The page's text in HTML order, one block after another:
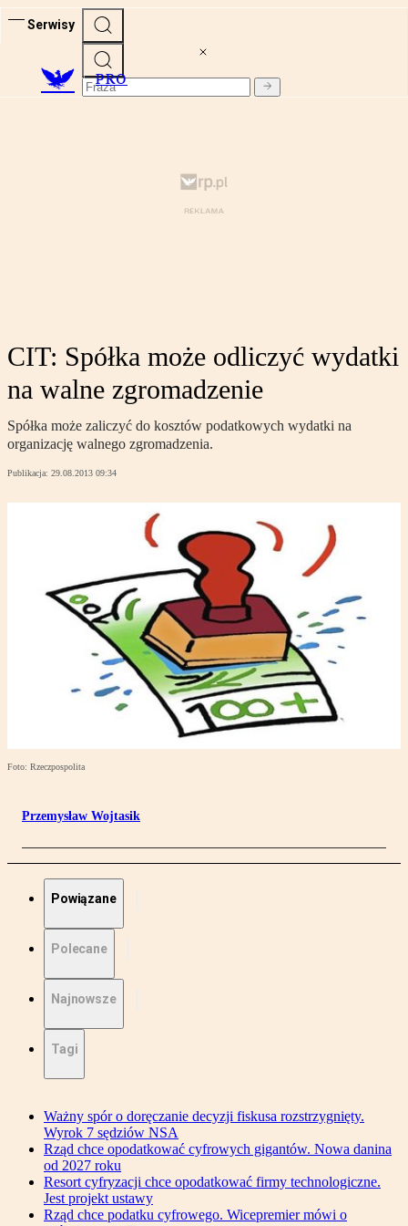
Serwisy
PRO
CIT: Spółka może odliczyć wydatki
na walne zgromadzenie
Spółka może zaliczyć do kosztów podatkowych wydatki na
organizację walnego zgromadzenia.
Publikacja: 29.08.2013 09:34
Foto: Rzeczpospolita
Przemysław Wojtasik
Powiązane
Polecane
Najnowsze
Tagi
Ważny spór o doręczanie decyzji fiskusa rozstrzygnięty.
Wyrok 7 sędziów NSA
Rząd chce opodatkować cyfrowych gigantów. Nowa danina
od 2027 roku
Resort cyfryzacji chce opodatkować firmy technologiczne.
Jest projekt ustawy
Rząd chce podatku cyfrowego. Wicepremier mówi o